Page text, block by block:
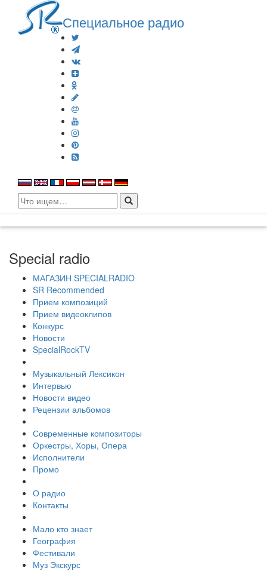
Специальное радио
Search
for:
Special radio
МАГАЗИН SPECIALRADIO
SR Recommended
Прием композиций
Прием видеоклипов
Конкурс
Новости
SpecialRockTV
Музыкальный Лексикон
Интервью
Новости видео
Рецензии альбомов
Современные композиторы
Оркестры, Хоры, Опера
Исполнители
Промо
О радио
Контакты
Мало кто знает
География
Фестивали
Муз Экскурс